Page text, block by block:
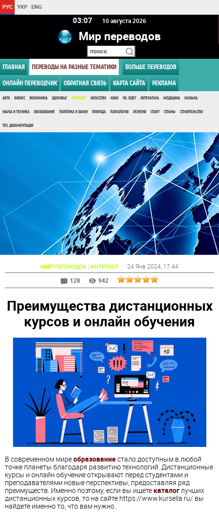
РУС УКР ENG
03 07 10 августа 2026
Мир переводов
ГЛАВНАЯ ПЕРЕВОДЫ НА РАЗНЫЕ ТЕМАТИКИ БОЛЬШЕ ПЕРЕВОДОВ
ОНЛАЙН ПЕРЕВОДЧИК ОБРАТНАЯ СВЯЗЬ КАРТА САЙТА РЕКЛАМА
АВТО БИЗНЕС ЭКОНОМИКА ЗДОРОВЬЕ ИНТЕРНЕТ ИСКУССТВО КИНО ПК, СОФТ ЛИТЕРАТУРА МЕДИЦИНА МУЗЫКА
НАУКА И ТЕХНИКА ОБРАЗОВАНИЕ ПОЛИТИКА И ЗАКОН ПРИРОДА ПСИХОЛОГИЯ РЕЛИГИЯ СПОРТ СТРАНЫ СТРОИТЕЛЬСТВО
ТЕХ. ДОКУМЕНТАЦИЯ
МИР ПЕРЕВОДОВ : ИНТЕРНЕТ 24 Янв 2024 , 17:44
128
942
Преимущества дистанционных
курсов и онлайн обучения
В современном миреобразованиестало доступным в любой
точке планеты благодаря развитию технологий. Дистанционные
курсы и онлайн обучение открывают перед студентами и
преподавателями новые перспективы, предоставляя ряд
преимуществ. Именно поэтому, если вы ищетекаталоглучших
дистанционных курсов, то на сайте https://www.kursella.ru/ вы
найдете именно то, что вам нужно.